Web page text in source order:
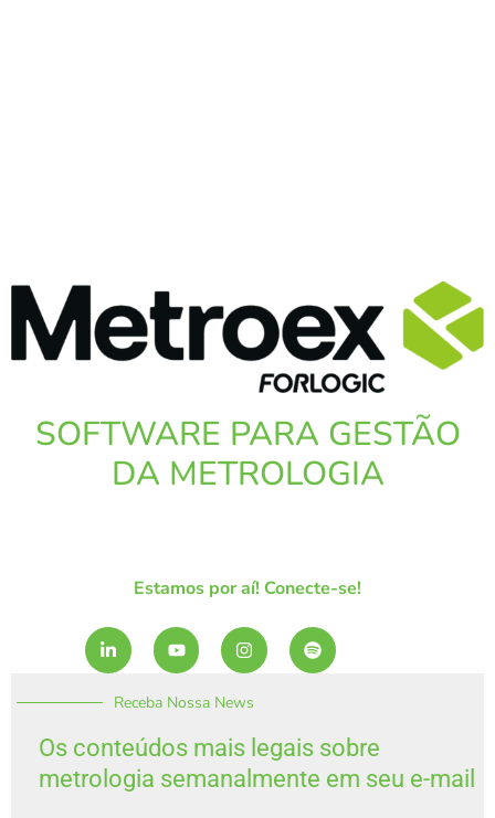
SOFTWARE PARA GESTÃO
DA METROLOGIA
Estamos por aí! Conecte-se!
L
i
n
e
i
n
-
i
Y
o
u
u
e
I
n
s
a
r
a
m
S
p
o
y
Receba Nossa News
Os conteúdos mais legais sobre
metrologia semanalmente em seu e-mail